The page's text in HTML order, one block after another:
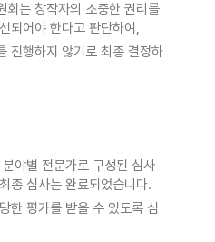
회는 창작자의 소중한 권리를
되어야 한다고 판단하여,
진행하지 않기로 최종 결정하
야별 전문가로 구성된 심사
종 심사는 완료되었습니다.
한 평가를 받을 수 있도록 심